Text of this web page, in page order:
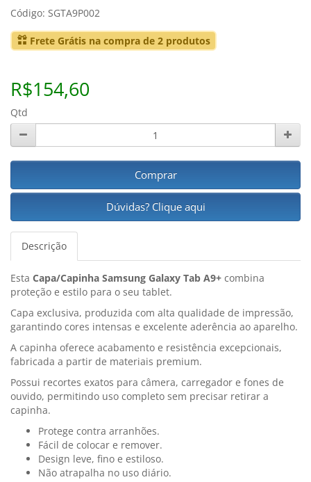
Código: SGTA9P002
Frete Grátis na compra de 2 produtos
R$154,60
Qtd
Comprar
Dúvidas? Clique aqui
Descrição
Esta Capa/Capinha Samsung Galaxy Tab A9+ combina
proteção e estilo para o seu tablet.
Capa exclusiva, produzida com alta qualidade de impressão,
garantindo cores intensas e excelente aderência ao aparelho.
A capinha oferece acabamento e resistência excepcionais,
fabricada a partir de materiais premium.
Possui recortes exatos para câmera, carregador e fones de
ouvido, permitindo uso completo sem precisar retirar a
capinha.
Protege contra arranhões.
Fácil de colocar e remover.
Design leve, fino e estiloso.
Não atrapalha no uso diário.